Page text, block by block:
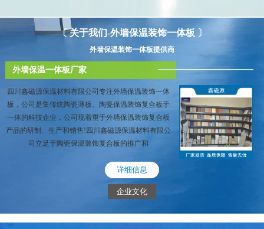
〔 关于我们-外墙保温装饰一体板 〕
外墙保温装饰一体板提供商
外墙保温一体板厂家
四川鑫磁源保温材料有限公司专注外墙保温装饰一体
板，公司是集传统陶瓷薄板、陶瓷保温装饰复合板于
一体的科技企业，公司现着重于外墙保温装饰复合板
产品的研制、生产和销售!四川鑫磁源保温材料有限公
司立足于陶瓷保温装饰复合板的推广和
详细信息
企业文化